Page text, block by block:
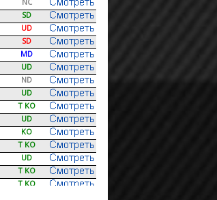
SD
UD
SD
MD
UD
ND
UD
T KO
UD
KO
T KO
UD
T KO
T KO